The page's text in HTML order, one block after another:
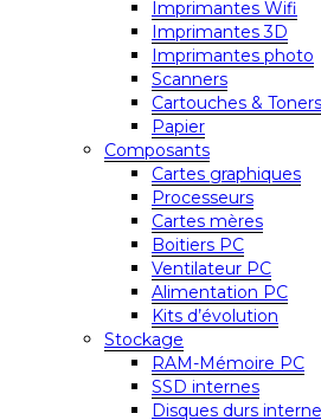
Imprimantes Wifi
Imprimantes 3D
Imprimantes photo
Scanners
Cartouches & Toners
Papier
Composants
Cartes graphiques
Processeurs
Cartes mères
Boitiers PC
Ventilateur PC
Alimentation PC
Kits d’évolution
Stockage
RAM-Mémoire PC
SSD internes
Disques durs